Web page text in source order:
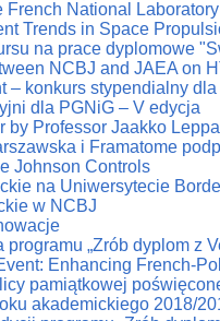
French National
Trends in Space
na prace dyplomowe
NCBJ and JAEA on
– konkurs stypendialny
dla PGNiG – V edycja
by Professor Jaakko
i Framatome
Johnson Controls
na Uniwersytecie
w NCBJ
programu „Zrób dyplom z
Enhancing French-
pamiątkowej
akademickiego 2018/